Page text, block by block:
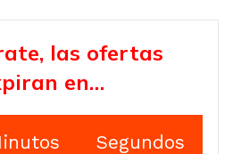
las ofertas
en…
Segundos